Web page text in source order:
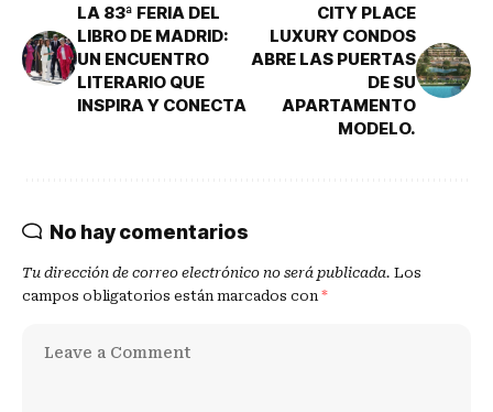
LA 83ª FERIA DEL
LIBRO DE MADRID:
UN ENCUENTRO
LITERARIO QUE
INSPIRA Y CONECTA
CITY PLACE
LUXURY CONDOS
ABRE LAS PUERTAS
DE SU
APARTAMENTO
MODELO.
No hay comentarios
Tu dirección de correo electrónico no será publicada. Los
campos obligatorios están marcados con *